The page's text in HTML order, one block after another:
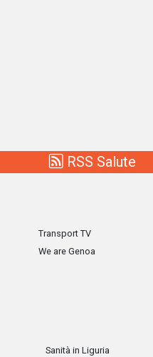
RSS Salute
Transport TV
We are Genoa
Sanità in Liguria